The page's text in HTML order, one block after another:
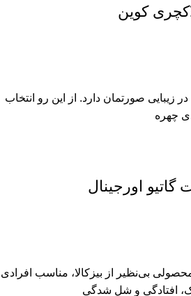
كوين
زیبایی صورتمان دارد. از این رو انتخاب
چهره
اورجینال
بی‌نظیر از بیزکالا، مناسب افرادی
افتادگی و شل‌ شدگی